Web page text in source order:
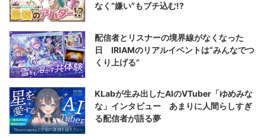
なく“嫌い”もブチ込む!?
配信者とリスナーの境界線がなくなった
日 IRIAMのリアルイベントは“みんなでつ
くり上げる”
KLabが生み出したAIのVTuber「ゆめみな
な」インタビュー あまりに人間らしすぎ
る配信者が語る夢